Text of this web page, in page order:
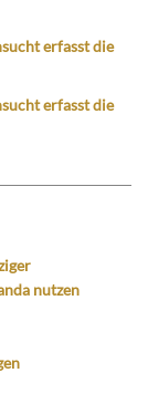
erfasst die
erfasst die
nutzen